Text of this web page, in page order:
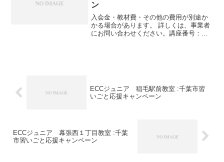
ン
入会金・教材費・その他の費用が別途か
かる場合があります。 詳しくは、事業者
にお問い合わせください。講座番号：
ECCジュニア 稲毛駅前教室 :千葉市習
いごと応援キャンペーン
ECCジュニア 幕張西１丁目教室 :千葉
市習いごと応援キャンペーン